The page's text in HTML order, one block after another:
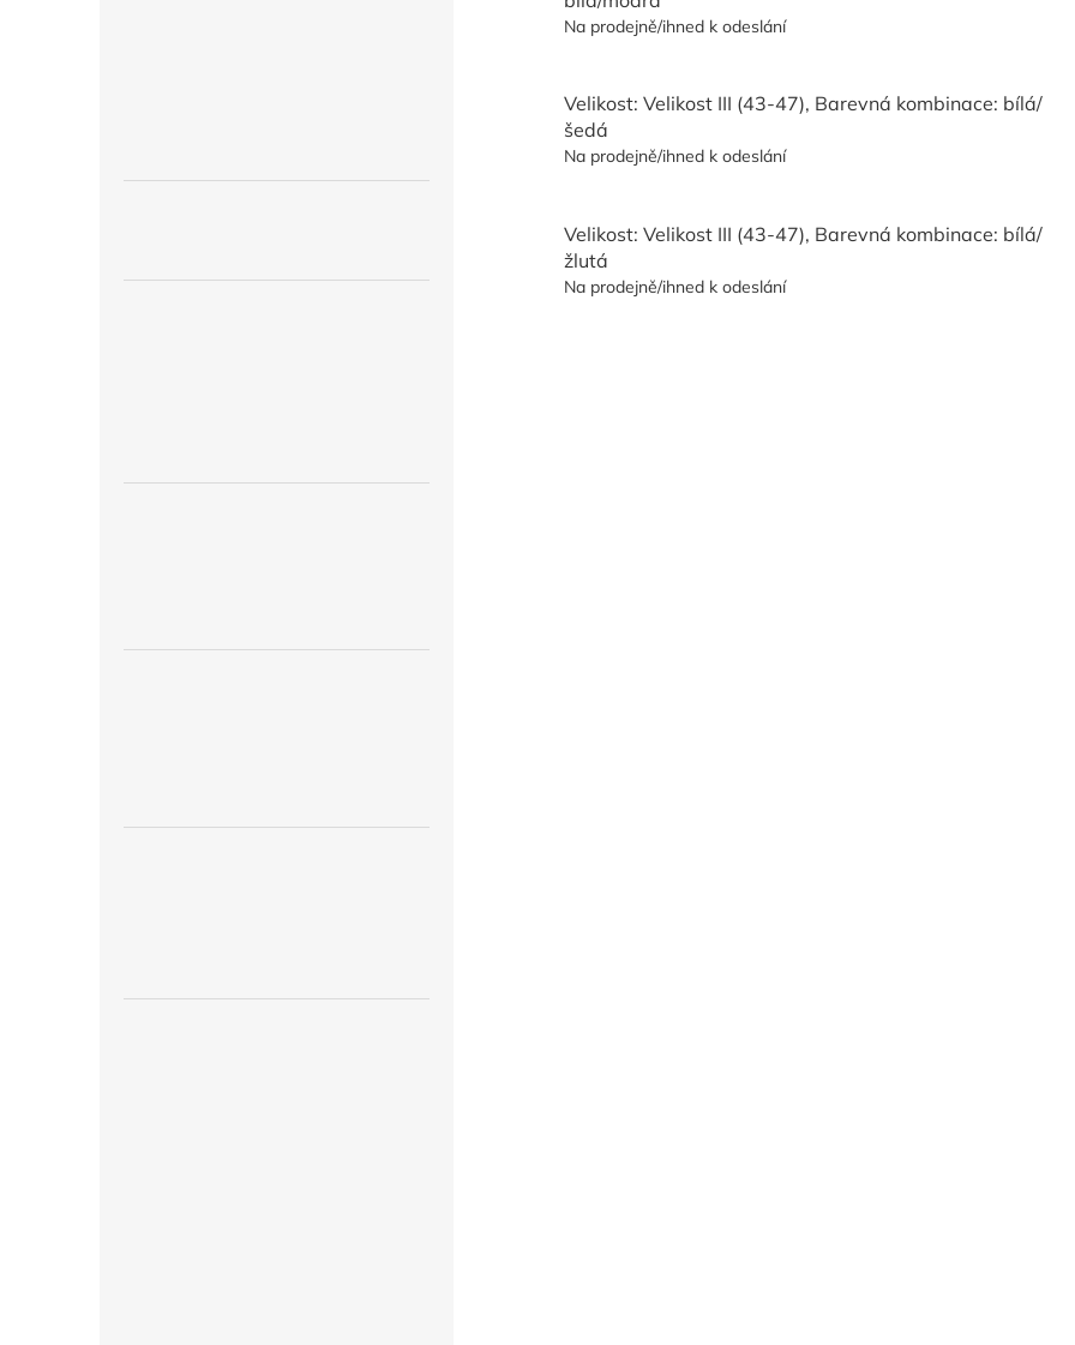
Na prodejně/ihned k odeslání
Velikost: Velikost III (43-47), Barevná kombinace: bílá/
šedá
Na prodejně/ihned k odeslání
Velikost: Velikost III (43-47), Barevná kombinace: bílá/
žlutá
Na prodejně/ihned k odeslání